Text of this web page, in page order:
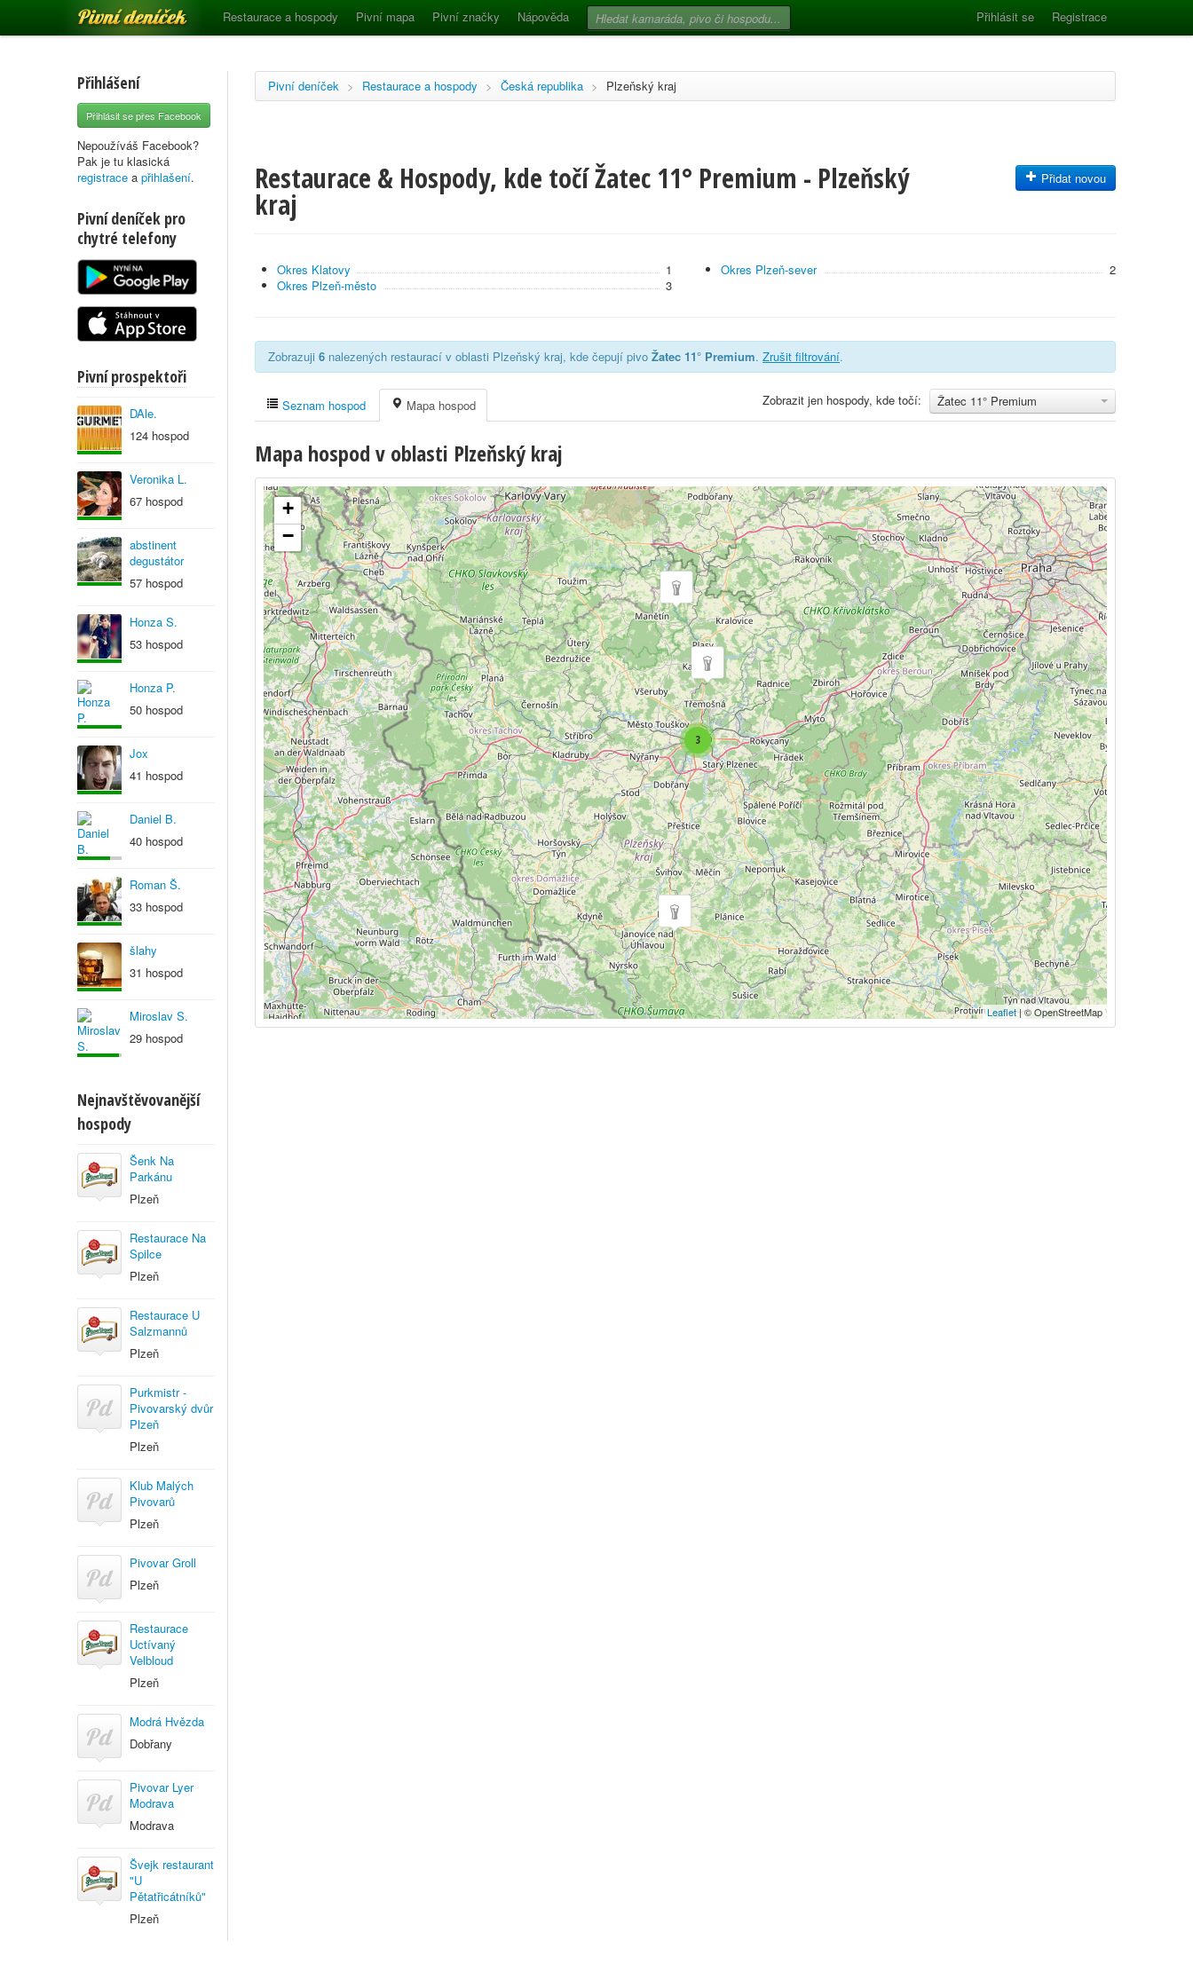
Pivní deníček Restaurace a hospody Pivní mapa Pivní značky Nápověda Přihlásit se Registrace
Přihlášení
Přihlásit se přes Facebook
Nepoužíváš Facebook?
Pak je tu klasická
registrace a přihlašení.
Pivní deníček pro
chytré telefony
Pivní prospektoři
DAle.
124 hospod
Veronika L.
67 hospod
abstinent
degustátor
57 hospod
Honza S.
53 hospod
Honza P.
50 hospod
Jox
41 hospod
Daniel B.
40 hospod
Roman Š.
33 hospod
šlahy
31 hospod
Miroslav S.
29 hospod
Nejnavštěvovanější
hospody
Šenk Na
Parkánu
Plzeň
Restaurace Na
Spilce
Plzeň
Restaurace U
Salzmannů
Plzeň
Purkmistr -
Pivovarský dvůr
Plzeň
Plzeň
Klub Malých
Pivovarů
Plzeň
Pivovar Groll
Plzeň
Restaurace
Uctívaný
Velbloud
Plzeň
Modrá Hvězda
Dobřany
Pivovar Lyer
Modrava
Modrava
Švejk restaurant
"U
Pětatřicátníků"
Plzeň
Pivní deníček > Restaurace a hospody > Česká republika > Plzeňský kraj
Restaurace & Hospody, kde točí Žatec 11° Premium - Plzeňský
kraj
Přidat novou
Okres Klatovy
1
Okres Plzeň-město
3
Okres Plzeň-sever 2
Zobrazuji 6 nalezených restaurací v oblasti Plzeňský kraj, kde čepují pivo Žatec 11° Premium. Zrušit filtrování.
Žatec 11° Premium
Zobrazit jen hospody, kde točí:
Seznam hospod Mapa hospod
Mapa hospod v oblasti Plzeňský kraj
3
+
−
Leaflet| © OpenStreetMap